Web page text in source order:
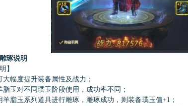
琢说明
】
幅度提升装备属性及战力；
对不同璞玉阶段使用，成功率不同；
玉系列道具进行雕琢，雕琢成功，则装备璞玉值+1；